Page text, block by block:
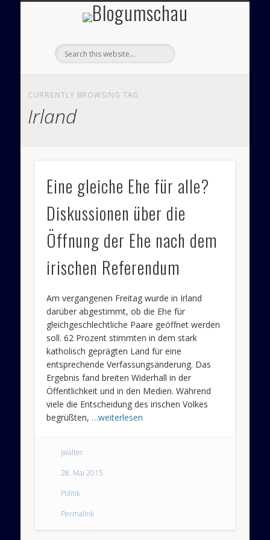
ÜBER UNS – BLOGUMSCHAU
ZEICHNUNGEN
CURRENTLY BROWSING TAG
Irland
Eine gleiche Ehe für alle?
Diskussionen über die
Öffnung der Ehe nach dem
irischen Referendum
Am vergangenen Freitag wurde in Irland
darüber abgestimmt, ob die Ehe für
gleichgeschlechtliche Paare geöffnet werden
soll. 62 Prozent stimmten in dem stark
katholisch geprägten Land für eine
entsprechende Verfassungsänderung. Das
Ergebnis fand breiten Widerhall in der
Öffentlichkeit und in den Medien. Während
viele die Entscheidung des irischen Volkes
begrüßten, …weiterlesen
jwalter
28. Mai 2015
Politik
Permalink